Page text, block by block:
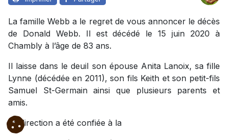
La famille Webb a le regret de vous annoncer le décès
de Donald Webb. Il est décédé le 15 juin 2020 à
Chambly à l’âge de 83 ans.
Il laisse dans le deuil son épouse Anita Lanoix, sa fille
Lynne (décédée en 2011), son fils Keith et son petit-fils
Samuel St-Germain ainsi que plusieurs parents et
amis.
La direction a été confiée à la